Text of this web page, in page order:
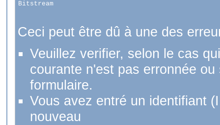
Bitstream
Ceci peut être dû à une des
Veuillez verifier, selon le cas
courante n'est pas erronnée
formulaire.
Vous avez entré un identifiant
nouveau